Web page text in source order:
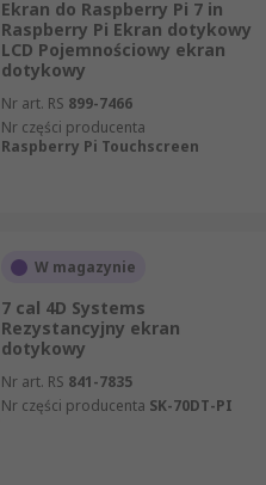
Ekran do Raspberry Pi 7 in
Raspberry Pi Ekran dotykowy
LCD Pojemnościowy ekran
dotykowy
Nr art. RS 899-7466
Nr części producenta
Raspberry Pi Touchscreen
W magazynie
7 cal 4D Systems
Rezystancyjny ekran
dotykowy
Nr art. RS 841-7835
Nr części producenta SK-70DT-PI